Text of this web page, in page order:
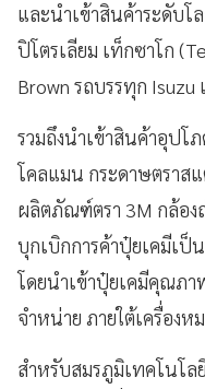
และนำเข้าสินค้าระดับ
ปิโตรเลียม เท็กซาโก
Brown รถบรรทุก Isuzu
รวมถึงนำเข้าสินค้าอุปโ
โคลแมน กระดาษตราสแ
ผลิตภัณฑ์ตรา 3M กล้อง
บุกเบิกการค้าปุ๋ยเคมีเป็
โดยนำเข้าปุ๋ยเคมีคุณภา
จำหน่าย ภายใต้เครื่องห
สำหรับสมรภูมิเทคโนโล